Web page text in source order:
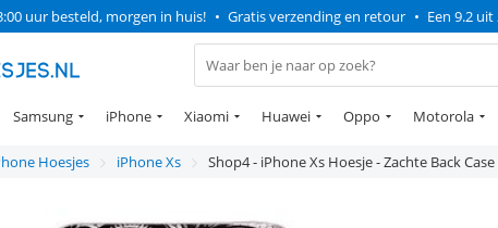
uur besteld, morgen in huis! • Gratis verzending en retour • Een 9.2
Samsung iPhone Xiaomi Huawei Oppo Motorola
Hoesjes iPhone Xs Shop4 - iPhone Xs Hoesje - Zachte Back